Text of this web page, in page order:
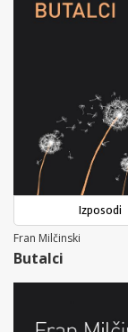
Izposodi
Fran Milčinski
Butalci